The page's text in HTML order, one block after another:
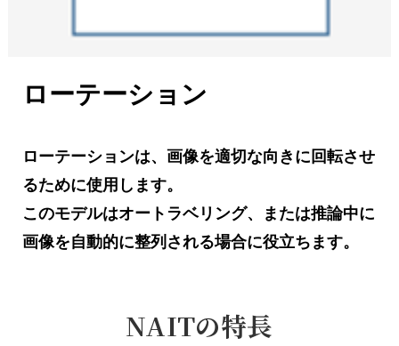
ローテーション
ローテーションは、画像を適切な向きに回転させ
るために使用します。
このモデルはオートラベリング、または推論中に
画像を自動的に整列される場合に役立ちます。
NAITの特長